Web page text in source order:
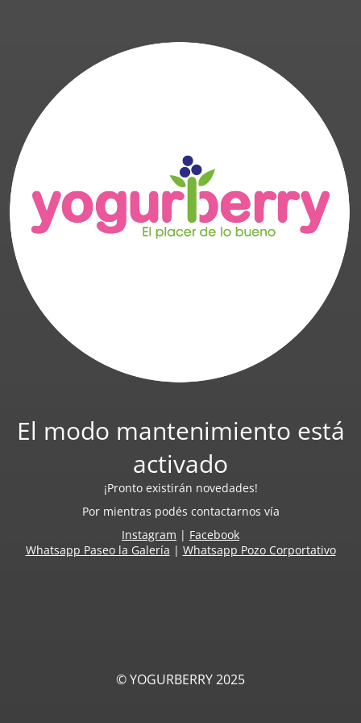
El modo mantenimiento está
activado
¡Pronto existirán novedades!
Por mientras podés contactarnos vía
Instagram | Facebook
Whatsapp Paseo la Galería | Whatsapp Pozo Corportativo
© YOGURBERRY 2025